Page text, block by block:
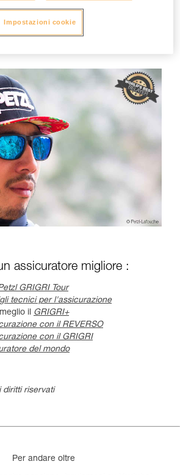
assicuratore migliore :
GRIGRI Tour
tecnici per l'assicurazione
il GRIGRI+
con il REVERSO
con il GRIGRI
del mondo
diritti riservati
Per andare oltre
Impostazioni cookie